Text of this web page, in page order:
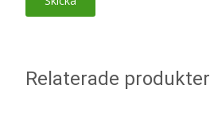
Relaterade produkter